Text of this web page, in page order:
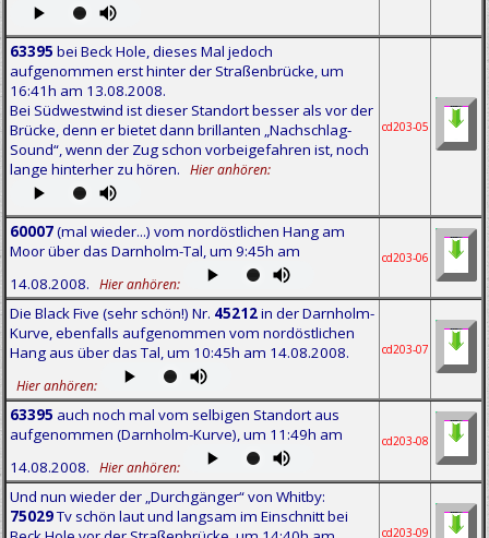
63395 bei Beck Hole, dieses Mal jedoch
aufgenommen erst hinter der Straßenbrücke, um
16:41h am 13.08.2008.
Bei Südwestwind ist dieser Standort besser als vor der
Brücke, denn er bietet dann brillanten „Nachschlag-
Sound“, wenn der Zug schon vorbeigefahren ist, noch
lange hinterher zu hören.
Hier anhören:
cd203-05
60007(mal wieder...) vom nordöstlichen Hang am
Moor über das Darnholm-Tal, um 9:45h am
14.08.2008.
Hier anhören:
cd203-06
Die Black Five (sehr schön!) Nr. 45212in der Darnholm-
Kurve, ebenfalls aufgenommen vom nordöstlichen
Hang aus über das Tal, um 10:45h am 14.08.2008.
Hier anhören:
cd203-07
63395 auch noch mal vom selbigen Standort aus
aufgenommen (Darnholm-Kurve), um 11:49h am
14.08.2008.
Hier anhören:
cd203-08
Und nun wieder der „Durchgänger“ von Whitby:
75029Tv schön laut und langsam im Einschnitt bei
cd203-09